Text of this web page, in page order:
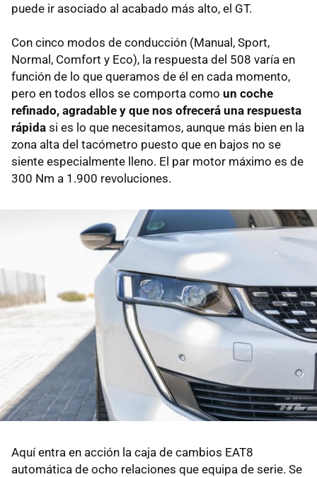
puede ir asociado al acabado más alto, el GT.
Con cinco modos de conducción (Manual, Sport,
Normal, Comfort y Eco), la respuesta del 508 varía en
función de lo que queramos de él en cada momento,
pero en todos ellos se comporta como un coche
refinado, agradable y que nos ofrecerá una respuesta
rápida si es lo que necesitamos, aunque más bien en la
zona alta del tacómetro puesto que en bajos no se
siente especialmente lleno. El par motor máximo es de
300 Nm a 1.900 revoluciones.
Aquí entra en acción la caja de cambios EAT8
automática de ocho relaciones que equipa de serie. Se